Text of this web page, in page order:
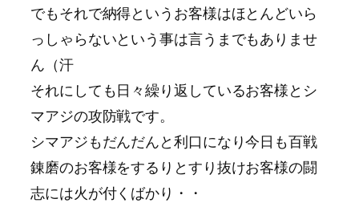
でもそれで納得というお客様はほとんどいら
っしゃらないという事は言うまでもありませ
ん（汗
それにしても日々繰り返しているお客様とシ
マアジの攻防戦です。
シマアジもだんだんと利口になり今日も百戦
錬磨のお客様をするりとすり抜けお客様の闘
志には火が付くばかり・・